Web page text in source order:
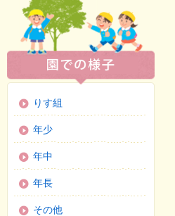
りす組
年少
年中
年長
その他